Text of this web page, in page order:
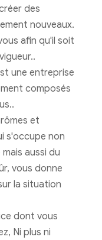
des
nouveaux.
afin qu'il soit
une entreprise
composés
et
s'occupe non
aussi du
vous donne
la situation
dont vous
Ni plus ni